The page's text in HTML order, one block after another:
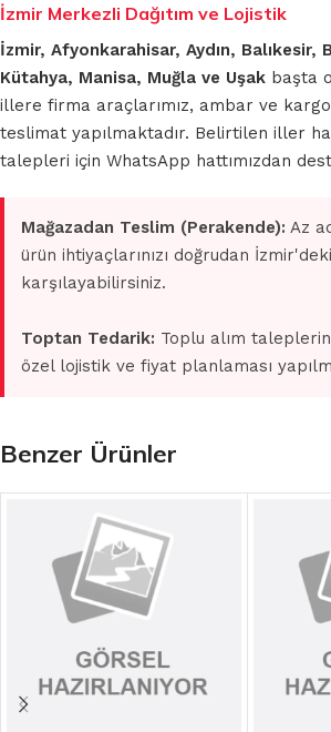
İzmir Merkezli Dağıtım ve Lojistik
İzmir, Afyonkarahisar, Aydın, Balıkesir,
Kütahya, Manisa, Muğla ve Uşak başta
illere firma araçlarımız, ambar ve
teslimat yapılmaktadır. Belirtilen iller
talepleri için WhatsApp hattımızdan
Mağazadan Teslim (Perakende): Az
ürün ihtiyaçlarınızı doğrudan
karşılayabilirsiniz.
Toptan Tedarik: Toplu alım
özel lojistik ve fiyat planlaması
Benzer Ürünler